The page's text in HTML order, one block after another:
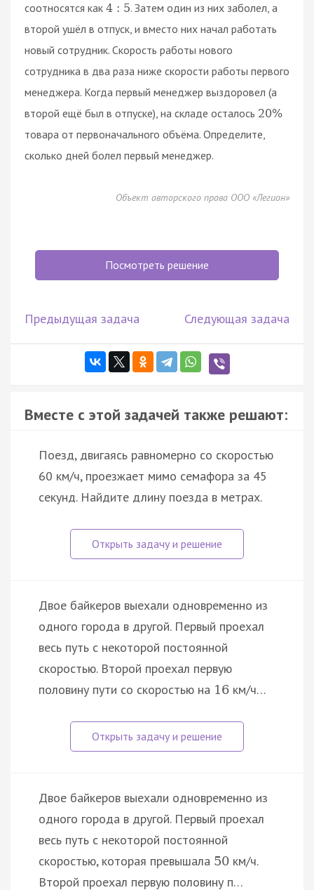
соотносятся как 4 : 5. Затем один из них заболел, а
второй ушёл в отпуск, и вместо них начал работать
новый сотрудник. Скорость работы нового
сотрудника в два раза ниже скорости работы первого
менеджера. Когда первый менеджер выздоровел (а
второй ещё был в отпуске), на складе осталось 20%
товара от первоначального объёма. Определите,
сколько дней болел первый менеджер.
Объект авторского права ООО «Легион»
Посмотреть решение
Предыдущая задача Следующая задача
Вместе с этой задачей также решают:
Поезд, двигаясь равномерно со скоростью
60 км/ч, проезжает мимо семафора за 45
секунд. Найдите длину поезда в метрах.
Двое байкеров выехали одновременно из
одного города в другой. Первый проехал
весь путь с некоторой постоянной
скоростью. Второй проехал первую
половину пути со скоростью на 16 км/ч…
Двое байкеров выехали одновременно из
одного города в другой. Первый проехал
весь путь с некоторой постоянной
скоростью, которая превышала 50 км/ч.
Второй проехал первую половину п…